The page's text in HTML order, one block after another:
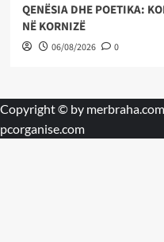
QENËSIA DHE POETIKA:
NË KORNIZË
06/08/2026 0
Copyright © by merbraha.com
pcorganise.com